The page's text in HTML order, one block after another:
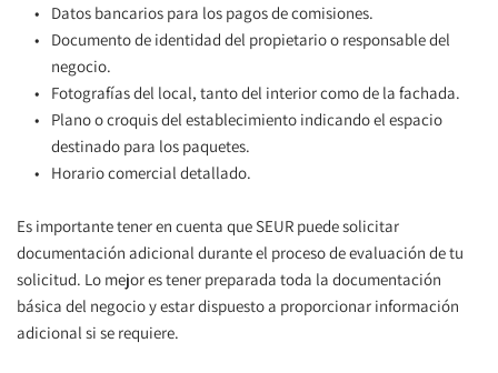
Datos bancarios para los pagos de comisiones.
Documento de identidad del propietario o responsable del
negocio.
Fotografías del local, tanto del interior como de la fachada.
Plano o croquis del establecimiento indicando el espacio
destinado para los paquetes.
Horario comercial detallado.
Es importante tener en cuenta que SEUR puede solicitar
documentación adicional durante el proceso de evaluación de tu
solicitud. Lo mejor es tener preparada toda la documentación
básica del negocio y estar dispuesto a proporcionar información
adicional si se requiere.